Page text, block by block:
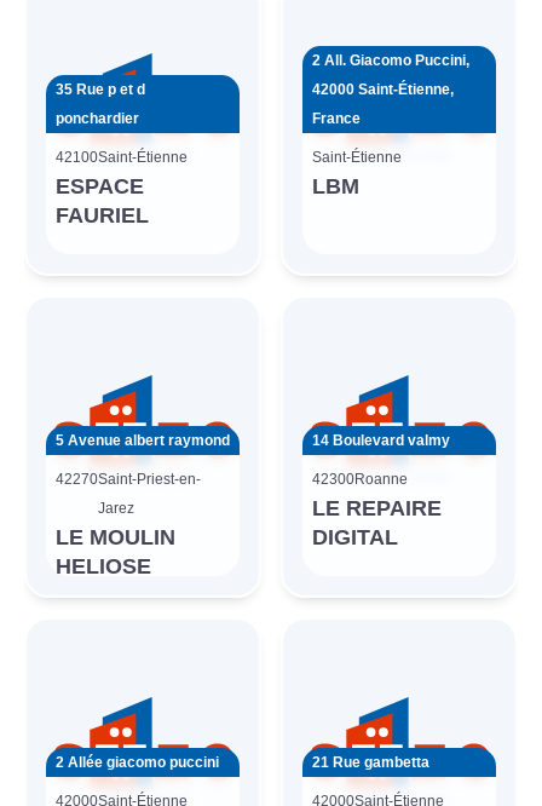
35 Rue p et d
ponchardier
42100Saint-Étienne
ESPACE
FAURIEL
2 All. Giacomo Puccini,
42000 Saint-Étienne,
France
Saint-Étienne
LBM
5 Avenue albert raymond
42270Saint-Priest-en-
Jarez
LE MOULIN
HELIOSE
14 Boulevard valmy
42300Roanne
LE REPAIRE
DIGITAL
2 Allée giacomo puccini
42000Saint-Étienne
21 Rue gambetta
42000Saint-Étienne